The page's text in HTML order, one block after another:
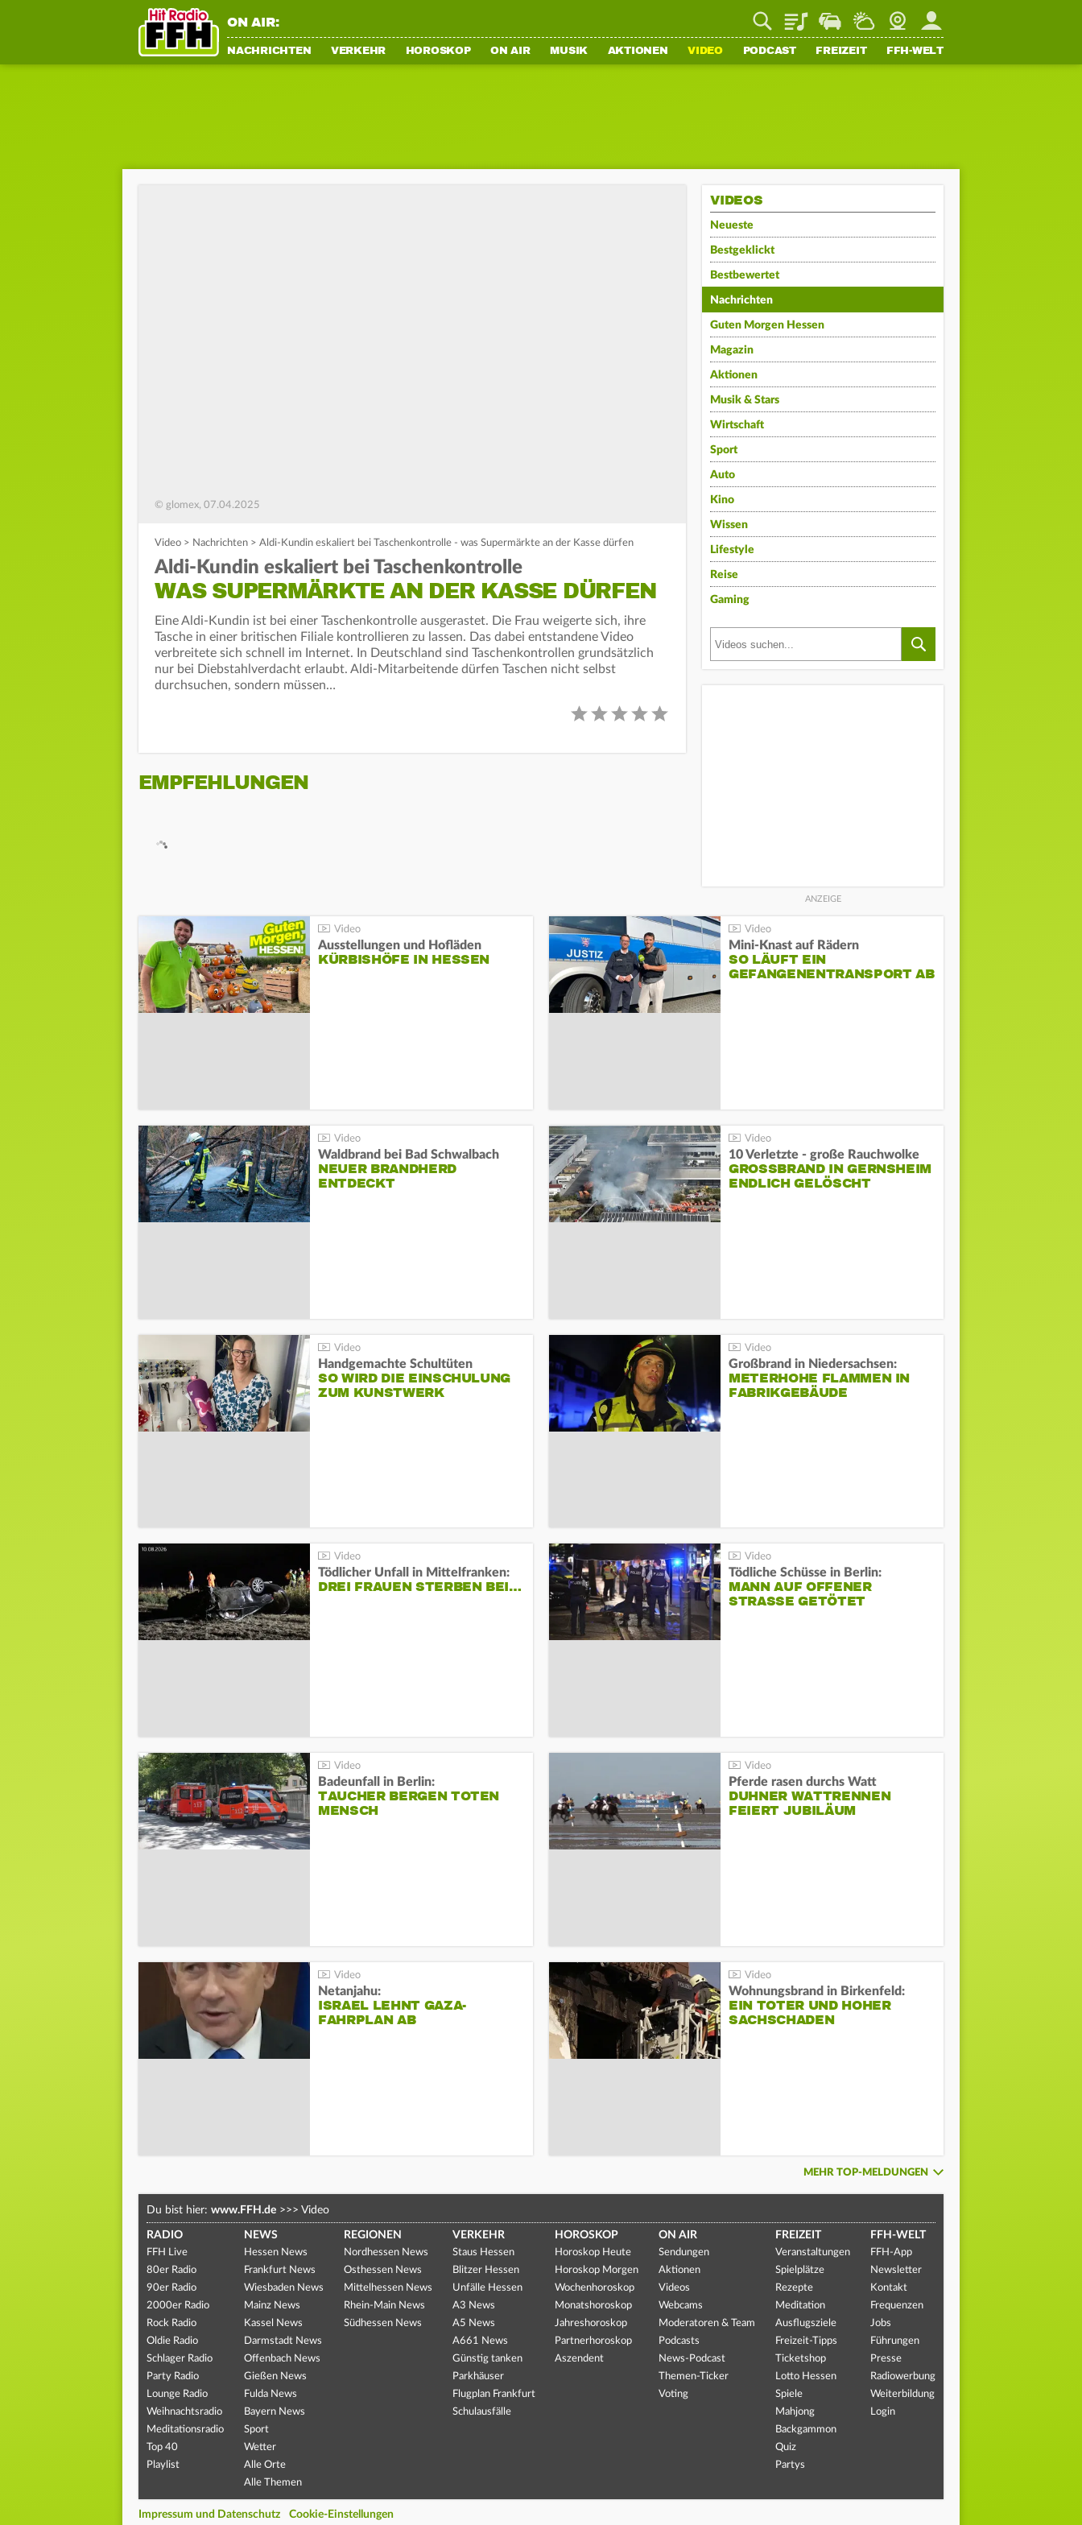
ON AIR: PlaylistStaupilotWetterWebcamMein FFH
NACHRICHTEN VERKEHR HOROSKOP ON AIR MUSIK AKTIONEN VIDEO PODCAST FREIZEIT FFH-WELT
© glomex, 07.04.2025
Video > Nachrichten > Aldi-Kundin eskaliert bei Taschenkontrolle - was Supermärkte an der Kasse dürfen
Aldi-Kundin eskaliert bei Taschenkontrolle
WAS SUPERMÄRKTE AN DER KASSE DÜRFEN
Eine Aldi-Kundin ist bei einer Taschenkontrolle ausgerastet. Die Frau weigerte sich, ihre
Tasche in einer britischen Filiale kontrollieren zu lassen. Das dabei entstandene Video
verbreitete sich schnell im Internet. In Deutschland sind Taschenkontrollen grundsätzlich
nur bei Diebstahlverdacht erlaubt. Aldi-Mitarbeitende dürfen Taschen nicht selbst
durchsuchen, sondern müssen…
EMPFEHLUNGEN
VIDEOS
Neueste
Bestgeklickt
Bestbewertet
Nachrichten
Guten Morgen Hessen
Magazin
Aktionen
Musik & Stars
Wirtschaft
Sport
Auto
Kino
Wissen
Lifestyle
Reise
Gaming
Ausstellungen und Hofläden
KÜRBISHÖFE IN HESSEN
Mini-Knast auf Rädern
SO LÄUFT EIN
GEFANGENENTRANSPORT AB
Waldbrand bei Bad Schwalbach
NEUER BRANDHERD
ENTDECKT
10 Verletzte - große Rauchwolke
GROSSBRAND IN GERNSHEIM E
NDLICH GELÖSCHT
Handgemachte Schultüten
SO WIRD DIE EINSCHULUNG
ZUM KUNSTWERK
Großbrand in Niedersachsen:
METERHOHE FLAMMEN IN
FABRIKGEBÄUDE
Tödlicher Unfall in Mittelfranken:
DREI FRAUEN STERBEN BEI…
Tödliche Schüsse in Berlin:
MANN AUF OFFENER
STRASSE GETÖTET
Badeunfall in Berlin:
TAUCHER BERGEN TOTEN
MENSCH
Pferde rasen durchs Watt
DUHNER WATTRENNEN
FEIERT JUBILÄUM
Netanjahu:
ISRAEL LEHNT GAZA-
FAHRPLAN AB
Wohnungsbrand in Birkenfeld:
EIN TOTER UND HOHER
SACHSCHADEN
MEHR TOP-MELDUNGEN
Du bist hier: www.FFH.de >>> Video
RADIO
FFH Live
80er Radio
90er Radio
2000er Radio
Rock Radio
Oldie Radio
Schlager Radio
Party Radio
Lounge Radio
Weihnachtsradio
Meditationsradio
Top 40
Playlist
NEWS
Hessen News
Frankfurt News
Wiesbaden News
Mainz News
Kassel News
Darmstadt News
Offenbach News
Gießen News
Fulda News
Bayern News
Sport
Wetter
Alle Orte
Alle Themen
REGIONEN
Nordhessen News
Osthessen News
Mittelhessen News
Rhein-Main News
Südhessen News
VERKEHR
Staus Hessen
Blitzer Hessen
Unfälle Hessen
A3 News
A5 News
A661 News
Günstig tanken
Parkhäuser
Flugplan Frankfurt
Schulausfälle
HOROSKOP
Horoskop Heute
Horoskop Morgen
Wochenhoroskop
Monatshoroskop
Jahreshoroskop
Partnerhoroskop
Aszendent
ON AIR
Sendungen
Aktionen
Videos
Webcams
Moderatoren & Team
Podcasts
News-Podcast
Themen-Ticker
Voting
FREIZEIT
Veranstaltungen
Spielplätze
Rezepte
Meditation
Ausflugsziele
Freizeit-Tipps
Ticketshop
Lotto Hessen
Spiele
Mahjong
Backgammon
Quiz
Partys
FFH-WELT
FFH-App
Newsletter
Kontakt
Frequenzen
Jobs
Führungen
Presse
Radiowerbung
Weiterbildung
Login
Impressum und Datenschutz Cookie-Einstellungen